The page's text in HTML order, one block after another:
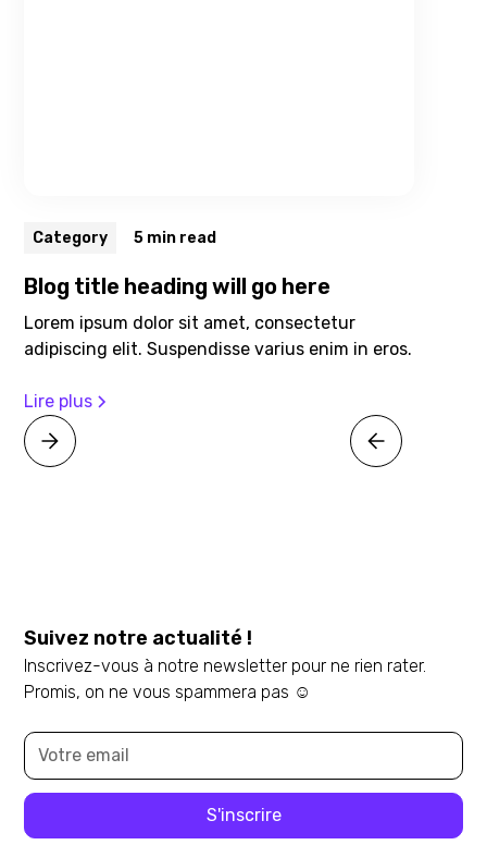
Category 5 min read
Blog title heading will go here
Lorem ipsum dolor sit amet, consectetur
adipiscing elit. Suspendisse varius enim in eros.
Lire plus
Suivez notre actualité !
Inscrivez-vous à notre newsletter pour ne rien rater.
Promis, on ne vous spammera pas ☺️